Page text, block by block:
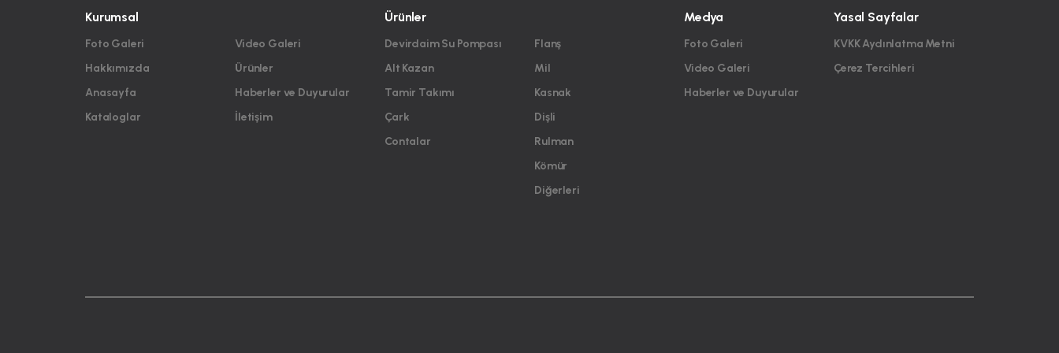
Kurumsal
Foto Galeri
Hakkımızda
Anasayfa
Kataloglar
Video Galeri
Ürünler
Haberler ve Duyurular
İletişim
Ürünler
Devirdaim Su Pompası
Alt Kazan
Tamir Takımı
Çark
Contalar
Flanş
Mil
Kasnak
Dişli
Rulman
Kömür
Diğerleri
Medya
Foto Galeri
Video Galeri
Haberler ve Duyurular
Yasal Sayfalar
KVKK Aydınlatma Metni
Çerez Tercihleri